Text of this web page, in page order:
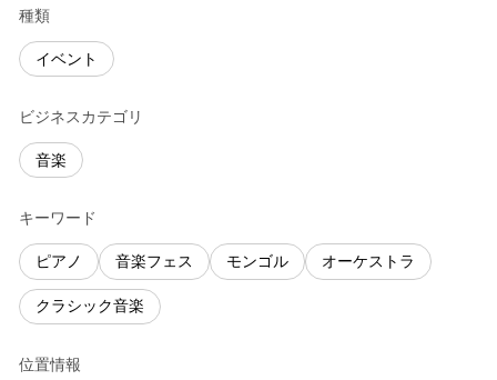
種類
イベント
ビジネスカテゴリ
音楽
キーワード
ピアノ 音楽フェス モンゴル オーケストラ
クラシック音楽
位置情報